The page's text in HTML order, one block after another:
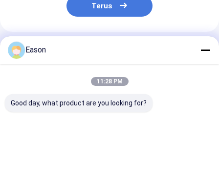
Terus
Rekomendasi Produk
Eason
11:28 PM
Good day, what product are you looking for?